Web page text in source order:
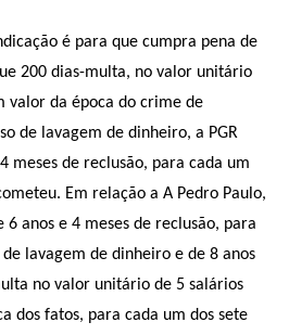
é para que cumpra pena de
200 dias-multa, no valor unitário
valor da época do crime de
de lavagem de dinheiro, a PGR
meses de reclusão, para cada um
Em relação a A Pedro Paulo,
anos e 4 meses de reclusão, para
lavagem de dinheiro e de 8 anos
no valor unitário de 5 salários
dos fatos, para cada um dos sete